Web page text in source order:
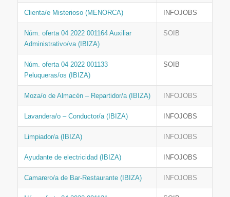
Clienta/e Misterioso (MENORCA) INFOJOBS
Núm. oferta 04 2022 001164 Auxiliar
Administrativo/va (IBIZA)
SOIB
Núm. oferta 04 2022 001133
Peluqueras/os (IBIZA)
SOIB
Moza/o de Almacén – Repartidor/a (IBIZA) INFOJOBS
Lavandera/o – Conductor/a (IBIZA) INFOJOBS
Limpiador/a (IBIZA) INFOJOBS
Ayudante de electricidad (IBIZA) INFOJOBS
Camarero/a de Bar-Restaurante (IBIZA) INFOJOBS